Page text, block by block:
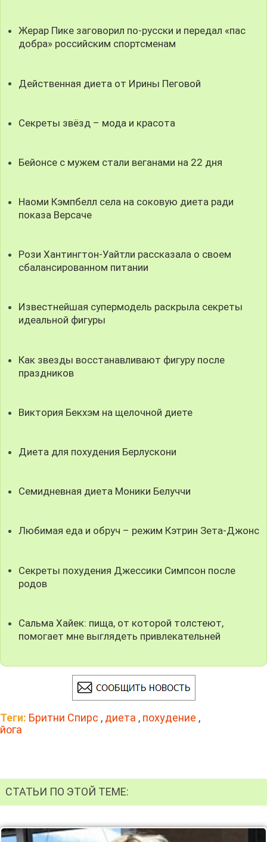
Жерар Пике заговорил по-русски и передал «пас
добра» российским спортсменам
Действенная диета от Ирины Пеговой
Секреты звёзд – мода и красота
Бейонсе с мужем стали веганами на 22 дня
Наоми Кэмпбелл села на соковую диета ради
показа Версаче
Рози Хантингтон-Уайтли рассказала о своем
сбалансированном питании
Известнейшая супермодель раскрыла секреты
идеальной фигуры
Как звезды восстанавливают фигуру после
праздников
Виктория Бекхэм на щелочной диете
Диета для похудения Берлускони
Семидневная диета Моники Белуччи
Любимая еда и обруч – режим Кэтрин Зета-Джонс
Секреты похудения Джессики Симпсон после
родов
Сальма Хайек: пища, от которой толстеют,
помогает мне выглядеть привлекательней
Теги: Бритни Спирс , диета , похудение ,
йога
СТАТЬИ ПО ЭТОЙ ТЕМЕ: